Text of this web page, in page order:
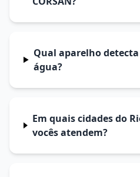
Qual aparelho
água?
Em quais cidades do
vocês atendem?